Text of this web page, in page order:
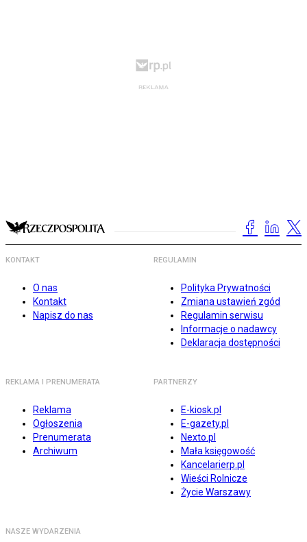
KONTAKT
O nas
Kontakt
Napisz do nas
REGULAMIN
Polityka Prywatności
Zmiana ustawień zgód
Regulamin serwisu
Informacje o nadawcy
Deklaracja dostępności
REKLAMA I PRENUMERATA
Reklama
Ogłoszenia
Prenumerata
Archiwum
PARTNERZY
E-kiosk.pl
E-gazety.pl
Nexto.pl
Mała księgowość
Kancelarierp.pl
Wieści Rolnicze
Życie Warszawy
NASZE WYDARZENIA